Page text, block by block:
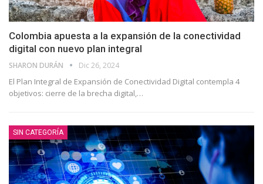
Colombia apuesta a la expansión de la conectividad
digital con nuevo plan integral
SHARON DURÁN Dic 26, 2024
El Plan Integral de Expansión de Conectividad Digital contempla 4
objetivos: cierre de la brecha digital,…
SIN CATEGORÍA